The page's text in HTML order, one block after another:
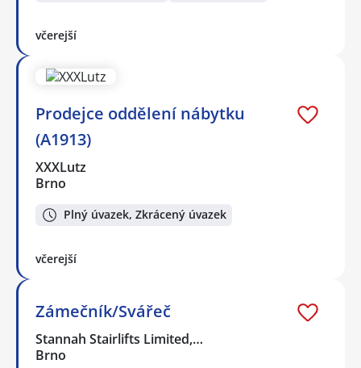
včerejší
Prodejce oddělení nábytku
(A1913)
XXXLutz
Brno
Plný úvazek, Zkrácený úvazek
včerejší
Zámečník/Svářeč
Stannah Stairlifts Limited,…
Brno